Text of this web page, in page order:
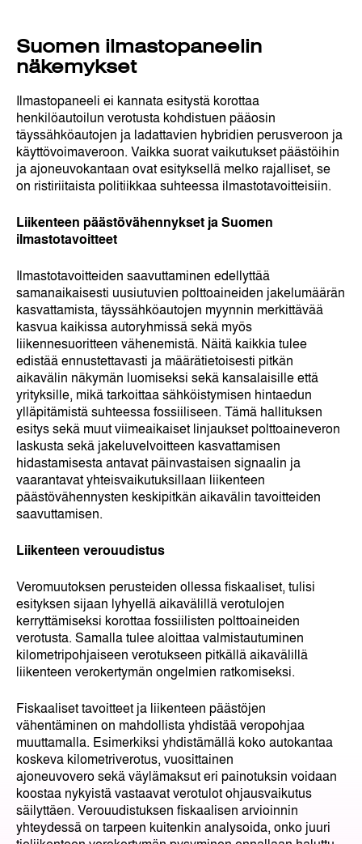
Suomen ilmastopaneelin
näkemykset
Ilmastopaneeli ei kannata esitystä korottaa
henkilöautoilun verotusta kohdistuen pääosin
täyssähköautojen ja ladattavien hybridien perusveroon ja
käyttövoimaveroon. Vaikka suorat vaikutukset päästöihin
ja ajoneuvokantaan ovat esityksellä melko rajalliset, se
on ristiriitaista politiikkaa suhteessa ilmastotavoitteisiin.
Liikenteen päästövähennykset ja Suomen
ilmastotavoitteet
Ilmastotavoitteiden saavuttaminen edellyttää
samanaikaisesti uusiutuvien polttoaineiden jakelumäärän
kasvattamista, täyssähköautojen myynnin merkittävää
kasvua kaikissa autoryhmissä sekä myös
liikennesuoritteen vähenemistä. Näitä kaikkia tulee
edistää ennustettavasti ja määrätietoisesti pitkän
aikavälin näkymän luomiseksi sekä kansalaisille että
yrityksille, mikä tarkoittaa sähköistymisen hintaedun
ylläpitämistä suhteessa fossiiliseen. Tämä hallituksen
esitys sekä muut viimeaikaiset linjaukset polttoaineveron
laskusta sekä jakeluvelvoitteen kasvattamisen
hidastamisesta antavat päinvastaisen signaalin ja
vaarantavat yhteisvaikutuksillaan liikenteen
päästövähennysten keskipitkän aikavälin tavoitteiden
saavuttamisen.
Liikenteen verouudistus
Veromuutoksen perusteiden ollessa fiskaaliset, tulisi
esityksen sijaan lyhyellä aikavälillä verotulojen
kerryttämiseksi korottaa fossiilisten polttoaineiden
verotusta. Samalla tulee aloittaa valmistautuminen
kilometripohjaiseen verotukseen pitkällä aikavälillä
liikenteen verokertymän ongelmien ratkomiseksi.
Fiskaaliset tavoitteet ja liikenteen päästöjen
vähentäminen on mahdollista yhdistää veropohjaa
muuttamalla. Esimerkiksi yhdistämällä koko autokantaa
koskeva kilometriverotus, vuosittainen
ajoneuvovero sekä väylämaksut eri painotuksin voidaan
koostaa nykyistä vastaavat verotulot ohjausvaikutus
säilyttäen. Verouudistuksen fiskaalisen arvioinnin
yhteydessä on tarpeen kuitenkin analysoida, onko juuri